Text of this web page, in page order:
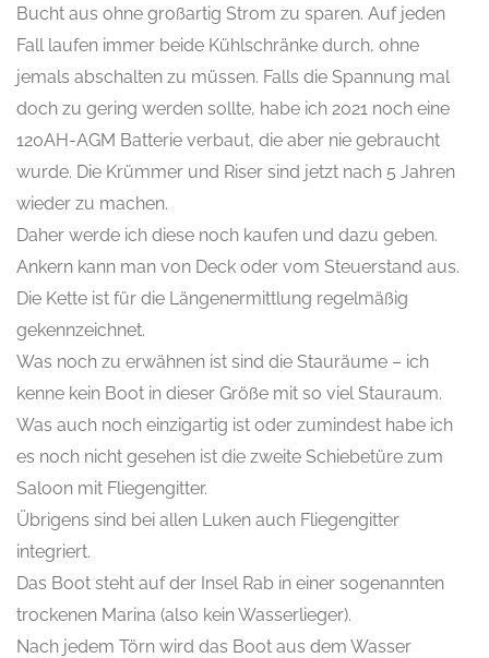
Bucht aus ohne großartig Strom zu sparen. Auf jeden
Fall laufen immer beide Kühlschränke durch, ohne
jemals abschalten zu müssen. Falls die Spannung mal
doch zu gering werden sollte, habe ich 2021 noch eine
120AH-AGM Batterie verbaut, die aber nie gebraucht
wurde. Die Krümmer und Riser sind jetzt nach 5 Jahren
wieder zu machen.
Daher werde ich diese noch kaufen und dazu geben.
Ankern kann man von Deck oder vom Steuerstand aus.
Die Kette ist für die Längenermittlung regelmäßig
gekennzeichnet.
Was noch zu erwähnen ist sind die Stauräume – ich
kenne kein Boot in dieser Größe mit so viel Stauraum.
Was auch noch einzigartig ist oder zumindest habe ich
es noch nicht gesehen ist die zweite Schiebetüre zum
Saloon mit Fliegengitter.
Übrigens sind bei allen Luken auch Fliegengitter
integriert.
Das Boot steht auf der Insel Rab in einer sogenannten
trockenen Marina (also kein Wasserlieger).
Nach jedem Törn wird das Boot aus dem Wasser